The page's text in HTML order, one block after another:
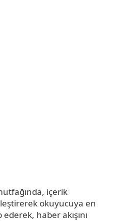
içerik
okuyucuya en
haber akışını